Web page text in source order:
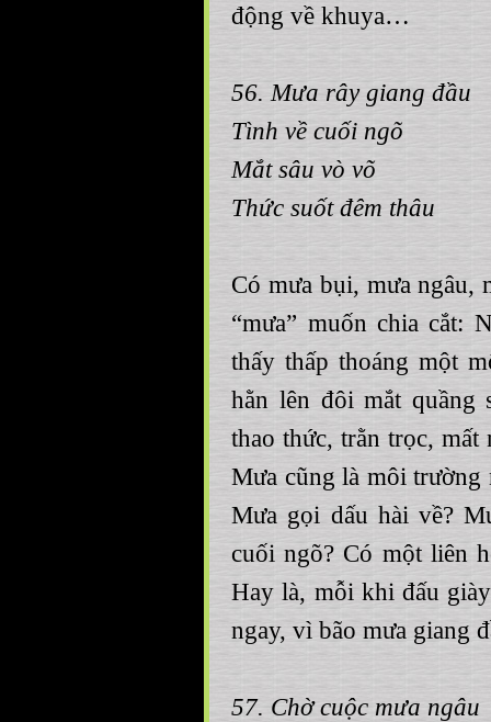
động về khuya…
56. Mưa rây giang đầu
Tình về cuối ngõ
Mắt sâu vò võ
Thức suốt đêm thâu
Có mưa bụi, mưa
“mưa” muốn chia cắt:
thấy thấp thoáng một
hằn lên đôi mắt quầng
thao thức, trằn trọc,
Mưa cũng là môi trường
Mưa gọi dấu hài về?
cuối ngõ? Có một liên
Hay là, mỗi khi đấu
ngay, vì bão mưa giang
57. Chờ cuộc mưa ngâu